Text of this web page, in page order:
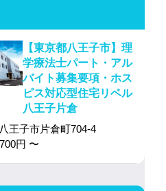
【東京都八王子市】理
学療法士パート・アル
バイト募集要項・ホス
ピス対応型住宅リベル
八王子片倉
王子市片倉町704-4
円 〜